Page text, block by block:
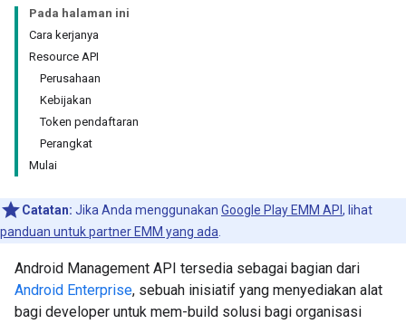
Pada halaman ini
Cara kerjanya
Resource API
Perusahaan
Kebijakan
Token pendaftaran
Perangkat
Mulai
Catatan: Jika Anda menggunakan Google Play EMM API , lihat
panduan untuk partner EMM yang ada
Android Management API tersedia sebagai bagian dari
Android Enterprise, sebuah inisiatif yang menyediakan alat
bagi developer untuk mem-build solusi bagi organisasi